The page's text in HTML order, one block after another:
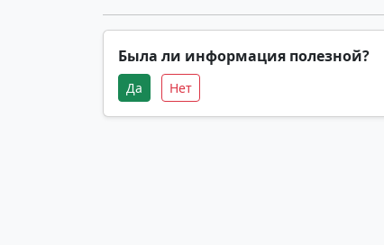
Была ли информация полезной?
Да Нет